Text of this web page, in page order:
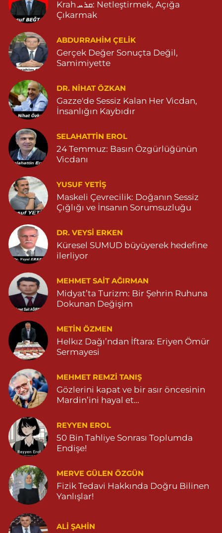
Sarohan Eczanesi
ZEYTNPINAR MAHALLESİ ROJ CADDESİ NO:30 A derik devlet
hastanesi karşısı 05425113484
0 (542) 511 34 84 Yol Tarifi Al
Eymen Eczanesi
POYRAZ MAHALLE MEVLANA SOKAK NO:5A 05343032144
0 (534) 303 21 44 Yol Tarifi Al
Yeni Eczanesi
YENİ MAHALLE 3086 SOKAK NO:2 4 04825413156
0 (482) 541 31 56 Yol Tarifi Al
İlknur Eczanesi
GÜL MAH. VATAN CAD. NO:2A 04825911091
0 (482) 591 10 91
Turan Eczanesi
TEPEBAŞI MAHALLE KISMETLİ CADDE NO:59D SAĞLIK OCAĞI
YANI 04823813670
0 (482) 381 36 70 Yol Tarifi Al
Krah ܩܪܚ: Netleştirmek, Açığa
Çıkarmak
ABDURRAHIM ÇELİK
Gerçek Değer Sonuçta Değil,
Samimiyette
DR. NIHAT ÖZKAN
Gazze'de Sessiz Kalan Her Vicdan,
İnsanlığın Kaybıdır
SELAHATTIN EROL
24 Temmuz: Basın Özgürlüğünün
Vicdanı
YUSUF YETİŞ
Maskeli Çevrecilik: Doğanın Sessiz
Çığlığı ve İnsanın Sorumsuzluğu
DR. VEYSI ERKEN
Küresel SUMUD büyüyerek hedefine
ilerliyor
MEHMET SAIT AĞIRMAN
Midyat’ta Turizm: Bir Şehrin Ruhuna
Dokunan Değişim
METIN ÖZMEN
Helkız Dağı’ndan İftara: Eriyen Ömür
Sermayesi
MEHMET REMZI TANIŞ
Gözlerini kapat ve bir asır öncesinin
Mardin’ini hayal et…
REYYEN EROL
50 Bin Tahliye Sonrası Toplumda
Endişe!
MERVE GÜLEN ÖZGÜN
Fizik Tedavi Hakkında Doğru Bilinen
Yanlışlar!
ALI ŞAHİN